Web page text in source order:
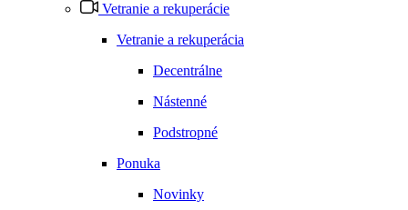
Vetranie a rekuperácie
Vetranie a rekuperácia
Decentrálne
Nástenné
Podstropné
Ponuka
Novinky